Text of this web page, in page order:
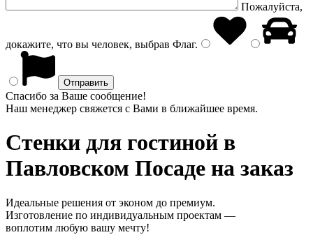
Пожалуйста,
докажите, что вы человек, выбрав Флаг.
Спасибо за Ваше сообщение!
Наш менеджер свяжется с Вами в ближайшее время.
Стенки для гостиной в
Павловском Посаде на заказ
Идеальные решения от эконом до премиум.
Изготовление по индивидуальным проектам —
воплотим любую вашу мечту!